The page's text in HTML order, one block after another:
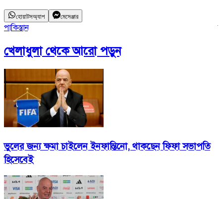
হোয়াটসঅ্যাপ মেসেঞ্জার
পাকিস্তান
খেলাধুলাথেকে আরো পড়ুন
ভুলের জন্য ক্ষমা চাইলেন ইনফান্তিনো, থাকছেন ফিফা সভাপতি
হিসেবেই